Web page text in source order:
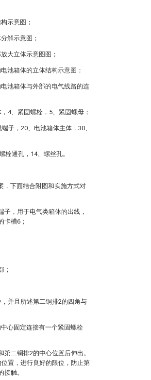
示意图；
解示意图；
大立体示意图图；
池箱体的立体结构示意图；
池箱体与外部的电气线路的连
4、紧固螺栓，5、紧固螺母；
子，20、电池箱体主体，30、
栓通孔，14、螺丝孔。
，下面结合附图和实施方式对
，用于电气类箱体的出线，
卡槽6；
；
并且所述第二铜排2的四角与
心固定连接有一个紧固螺栓
二铜排2的中心位置后伸出。
置，进行良好的限位，防止第
触。